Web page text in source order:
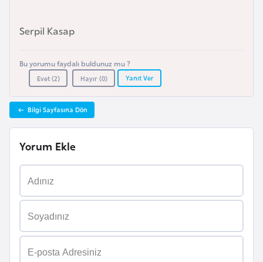
Serpil Kasap
Bu yorumu faydalı buldunuz mu ?
Evet (2) Hayır (0) Yanıt Ver
Bilgi Sayfasına Dön
Yorum Ekle
n
n
g
a
d
ş
B